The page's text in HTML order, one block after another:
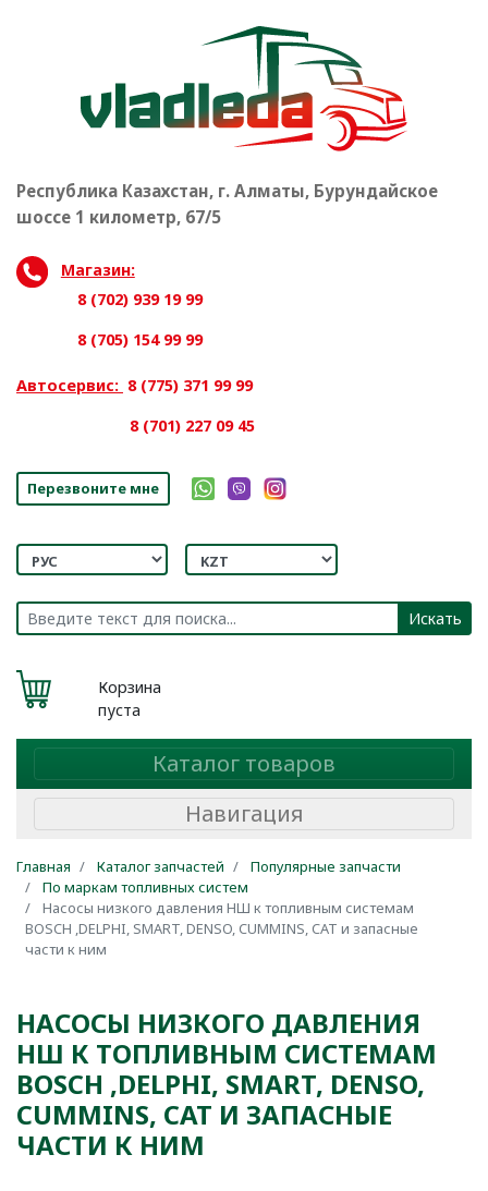
Республика Казахстан, г. Алматы, Бурундайское
шоссе 1 километр, 67/5
Магазин:
8 (702) 939 19 99
8 (705) 154 99 99
Автосервис: 8 (775) 371 99 99
8 (701) 227 09 45
Перезвоните мне
Искать
Корзина
пуста
Каталог товаров
Навигация
Главная Каталог запчастей
Популярные запчасти
По маркам топливных систем
Насосы низкого давления НШ к топливным системам
BOSCH ,DELPHI, SMART, DENSO, CUMMINS, CAT и запасные
части к ним
НАСОСЫ НИЗКОГО ДАВЛЕНИЯ
НШ К ТОПЛИВНЫМ СИСТЕМАМ
BOSCH ,DELPHI, SMART, DENSO,
CUMMINS, CAT И ЗАПАСНЫЕ
ЧАСТИ К НИМ